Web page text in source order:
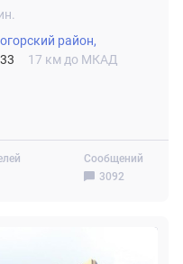
Сообщений
3092
район,
17 км до МКАД